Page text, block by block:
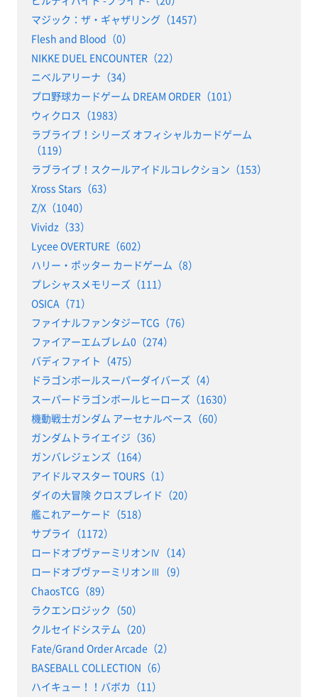
マジック：ザ・ギャザリング（1457）
Flesh and Blood（0）
NIKKE DUEL ENCOUNTER（22）
ニベルアリーナ（34）
プロ野球カードゲーム DREAM ORDER（101）
ウィクロス（1983）
ラブライブ！シリーズ オフィシャルカードゲーム
（119）
ラブライブ！スクールアイドルコレクション（153）
Xross Stars（63）
Z/X（1040）
Vividz（33）
Lycee OVERTURE（602）
ハリー・ポッター カードゲーム（8）
プレシャスメモリーズ（111）
OSICA（71）
ファイナルファンタジーTCG（76）
ファイアーエムブレム0（274）
バディファイト（475）
ドラゴンボールスーパーダイバーズ（4）
スーパードラゴンボールヒーローズ（1630）
機動戦士ガンダム アーセナルベース（60）
ガンダムトライエイジ（36）
ガンバレジェンズ（164）
アイドルマスター TOURS（1）
ダイの大冒険 クロスブレイド（20）
艦これアーケード（518）
サプライ（1172）
ロードオブヴァーミリオンⅣ（14）
ロードオブヴァーミリオンⅢ（9）
ChaosTCG（89）
ラクエンロジック（50）
クルセイドシステム（20）
Fate/Grand Order Arcade（2）
BASEBALL COLLECTION（6）
ハイキュー！！バボカ（11）